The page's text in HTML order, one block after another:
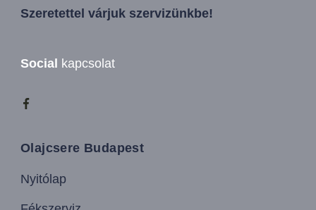
Szeretettel várjuk szervizünkbe!
Social kapcsolat
Olajcsere Budapest
Nyitólap